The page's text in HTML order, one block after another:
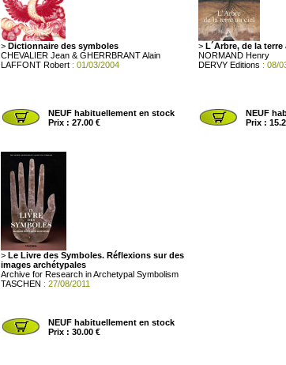
> Dictionnaire des symboles
CHEVALIER Jean & GHERRBRANT Alain
LAFFONT Robert : 01/03/2004
NEUF habituellement en stock
Prix : 27.00 €
> L´Arbre, de la terre
NORMAND Henry
DERVY Editions : 08/
NEUF
Prix :
> Le Livre des Symboles. Réflexions sur des
images archétypales
Archive for Research in Archetypal Symbolism
TASCHEN : 27/08/2011
NEUF habituellement en stock
Prix : 30.00 €